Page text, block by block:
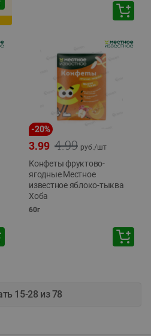
-20%
4.99
3.99 руб./шт
Конфеты фруктово-
ягодные Местное
известное яблоко-тыква
Хоба
60г
15-28 из 78